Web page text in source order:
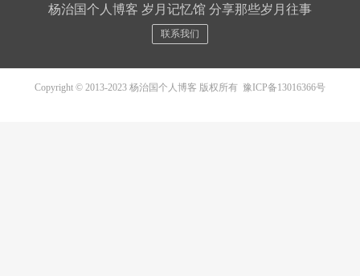
杨治国个人博客 岁月记忆馆 分享那些岁月往事
联系我们
Copyright © 2013-2023 杨治国个人博客 版权所有 豫ICP备13016366号